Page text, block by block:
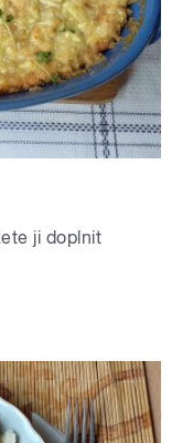
ji doplnit